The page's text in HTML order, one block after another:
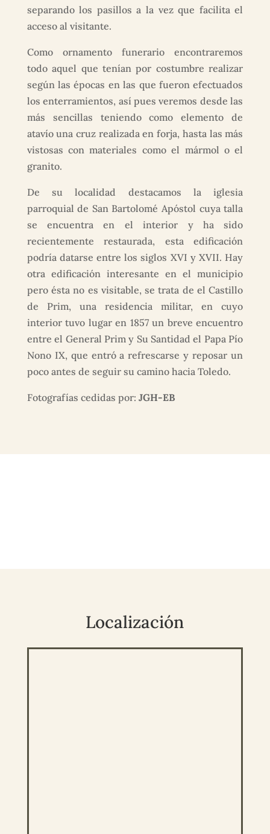
separando los pasillos a la vez que facilita el
acceso al visitante.
Como ornamento funerario encontraremos
todo aquel que tenían por costumbre realizar
según las épocas en las que fueron efectuados
los enterramientos, así pues veremos desde las
más sencillas teniendo como elemento de
atavío una cruz realizada en forja, hasta las más
vistosas con materiales como el mármol o el
granito.
De su localidad destacamos la iglesia
parroquial de San Bartolomé Apóstol cuya talla
se encuentra en el interior y ha sido
recientemente restaurada, esta edificación
podría datarse entre los siglos XVI y XVII. Hay
otra edificación interesante en el municipio
pero ésta no es visitable, se trata de el Castillo
de Prim, una residencia militar, en cuyo
interior tuvo lugar en 1857 un breve encuentro
entre el General Prim y Su Santidad el Papa Pío
Nono IX, que entró a refrescarse y reposar un
poco antes de seguir su camino hacia Toledo.
Fotografías cedidas por: JGH-EB
Localización